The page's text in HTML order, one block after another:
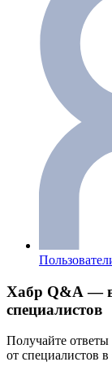
Хабр Q&A —
специалистов
Получайте
от специалистов в